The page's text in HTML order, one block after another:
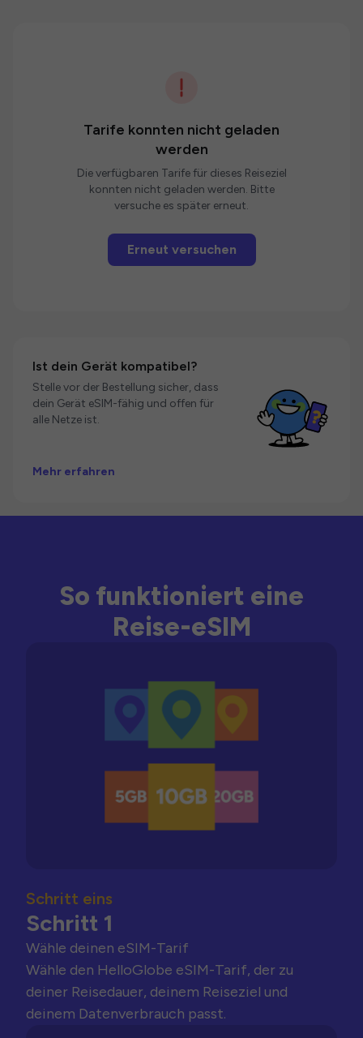
Tarife konnten nicht geladen
werden
Die verfügbaren Tarife für dieses Reiseziel
konnten nicht geladen werden. Bitte
versuche es später erneut.
Erneut versuchen
Ist dein Gerät kompatibel?
Stelle vor der Bestellung sicher, dass
dein Gerät eSIM-fähig und offen für
alle Netze ist.
Mehr erfahren
So funktioniert eine
Reise-eSIM
Schritt eins
Schritt 1
Wähle deinen eSIM-Tarif
Wähle den HelloGlobe eSIM-Tarif, der zu
deiner Reisedauer, deinem Reiseziel und
deinem Datenverbrauch passt.